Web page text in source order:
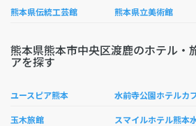
熊本県伝統工芸館 熊本県立美術館
熊本県熊本市中央区渡鹿のホテル・
アを探す
ユースピア熊本 水前寺公園ホテルカ
玉木旅館 スマイルホテル熊本